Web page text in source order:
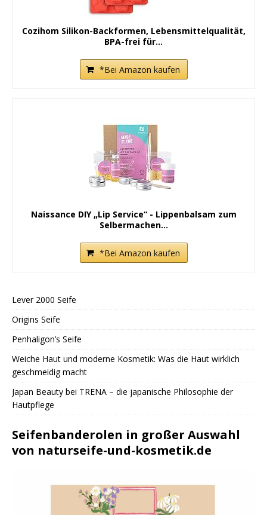
Cozihom Silikon-Backformen, Lebensmittelqualität,
BPA-frei für...
*Bei Amazon kaufen
Naissance DIY „Lip Service“ - Lippenbalsam zum
Selbermachen...
*Bei Amazon kaufen
Lever 2000 Seife
Origins Seife
Penhaligon’s Seife
Weiche Haut und moderne Kosmetik: Was die Haut wirklich
geschmeidig macht
Japan Beauty bei TRENA – die japanische Philosophie der
Hautpflege
Seifenbanderolen in großer Auswahl
von naturseife-und-kosmetik.de